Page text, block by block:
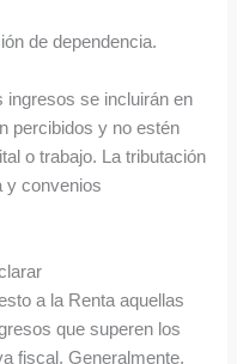
de dependencia.
ingresos se incluirán en
percibidos y no estén
o trabajo. La tributación
y convenios
a la Renta aquellas
que superen los
fiscal. Generalmente,